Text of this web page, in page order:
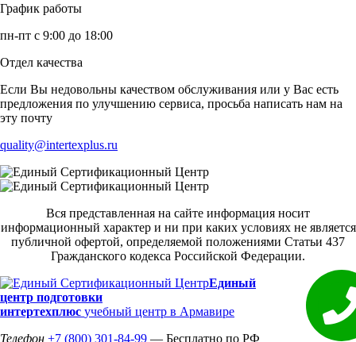
График работы
пн-пт с 9:00 до 18:00
Отдел качества
Если Вы недовольны качеством обслуживания или у Вас есть
предложения по улучшению сервиса, просьба написать нам на
эту почту
quality@intertexplus.ru
Вся представленная на сайте информация носит
информационный характер и ни при каких условиях не является
публичной офертой, определяемой положениями Статьи 437
Гражданского кодекса Российской Федерации.
Единый
центр подготовки
интертехплюс учебный центр в Армавире
Телефон +7 (800) 301-84-99 — Бесплатно по РФ